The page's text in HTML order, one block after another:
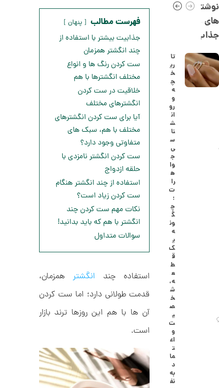
فهرست مطالب پنهان
جذابیت بیشتر با استفاده از
چند انگشتر همزمان
ست کردن رنگ‌ ها و انواع
مختلف انگشترها با هم
خلاقیت در ست کردن
انگشترهای مختلف
آیا برای ست کردن انگشترهای
مختلف با هم، سبک های
متفاوتی وجود دارد؟
ست کردن انگشتر نامزدی با
حلقه ازدواج
استفاده از چند انگشتر هنگام
ست کردن زیاد است؟
نکات مهم ست کردن چند
انگشتر با هم که باید بدانید!
سوالات متداول
استفاده چند انگشترهمزمان،
قدمت طولانی دارد؛ اما ست کردن
آن ها با هم این روزها ترند بازار
است.
نوشته
های
جذاب
تا
ری
خ
چ
ه
و
رو
ان
ش
نا
س
ی
ج
وا
ه
را
ت
؛
چ
گ
ون
ه
ی
ک
ق
ط
ع
ه،
ش
خ
ص
ی
ت
و
اع
ت
ما
د
به
نف
ا
ن
ش
ت
ر
ط
ل
ا
ا
ز
ک
ا
ل
ک
ن
م
ل
ا
ک
د
C
R
8
9
1
5
0
,
6
0
8
,
0
0
0
ت
و
م
ا
ن
ن
ش
ت3